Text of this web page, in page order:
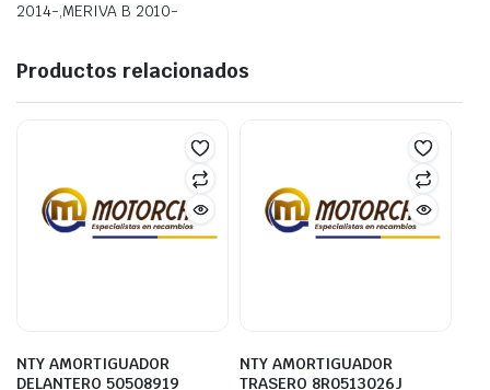
2014-,MERIVA B 2010-
Productos relacionados
NTY AMORTIGUADOR
DELANTERO 50508919
NTY AMORTIGUADOR
TRASERO 8R0513026J